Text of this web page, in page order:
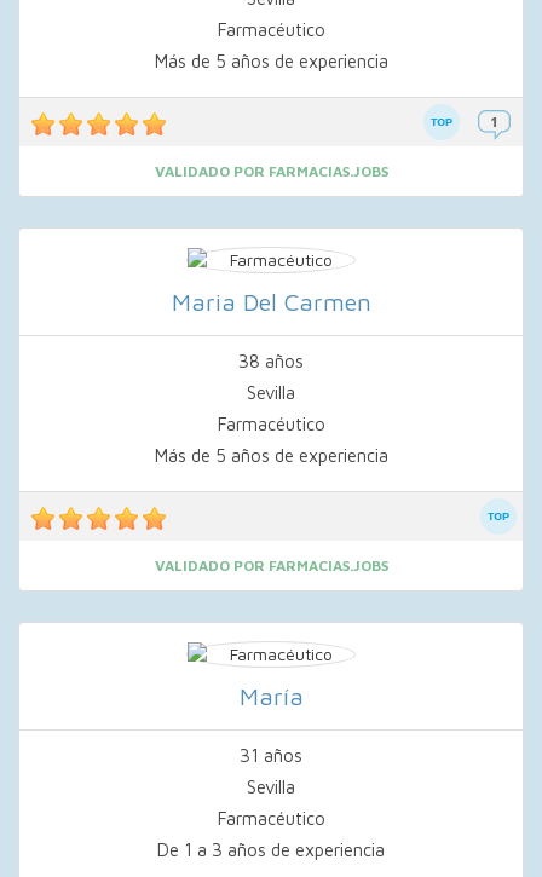
Farmacéutico
Más de 5 años de experiencia
VALIDADO POR FARMACIAS.JOBS
Maria Del Carmen
38 años
Sevilla
Farmacéutico
Más de 5 años de experiencia
VALIDADO POR FARMACIAS.JOBS
María
31 años
Sevilla
Farmacéutico
De 1 a 3 años de experiencia